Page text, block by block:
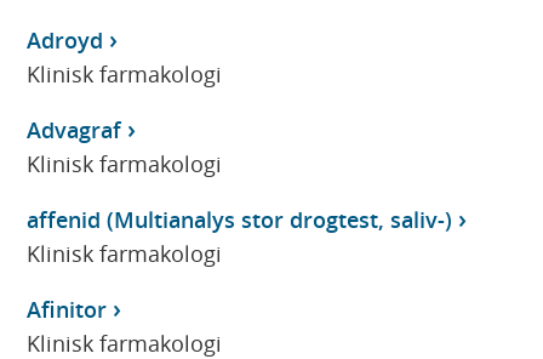
Adroyd
Klinisk farmakologi
Advagraf
Klinisk farmakologi
affenid (Multianalys stor drogtest, saliv-)
Klinisk farmakologi
Afinitor
Klinisk farmakologi